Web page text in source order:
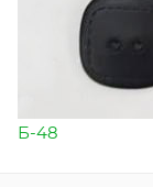
Б-48